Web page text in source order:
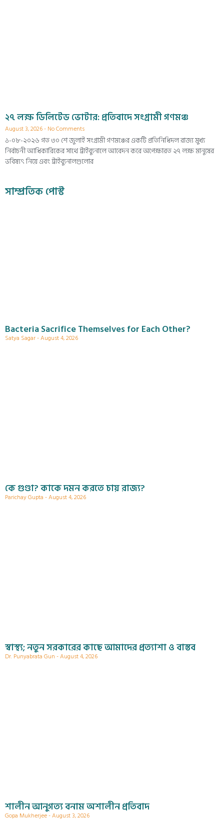
২৭ লক্ষ ডিলিটেড ভোটার: প্রতিবাদে সংগ্রামী গণমঞ্চ
August 3, 2026 No Comments
১-০৮-২০২৬ গত ৩০ শে জুলাই সংগ্রামী গণমঞ্চের একটি প্রতিনিধিদল রাজ্য মুখ্য
নির্বাচনী আধিকারিকের সাথে ট্রাইব্যুনালে আবেদন করে অপেক্ষারত ২৭ লক্ষ মানুষের
ভবিষ্যৎ নিয়ে এবং ট্রাইব্যুনালগুলোর
সাম্প্রতিক পোস্ট
Bacteria Sacrifice Themselves for Each Other?
Satya Sagar August 4, 2026
কে গুণ্ডা? কাকে দমন করতে চায় রাজ্য?
Parichay Gupta August 4, 2026
স্বাস্থ্য; নতুন সরকারের কাছে আমাদের প্রত্যাশা ও বাস্তব
Dr. Punyabrata Gun August 4, 2026
শালীন আনুগত্য বনাম অশালীন প্রতিবাদ
Gopa Mukherjee August 3, 2026